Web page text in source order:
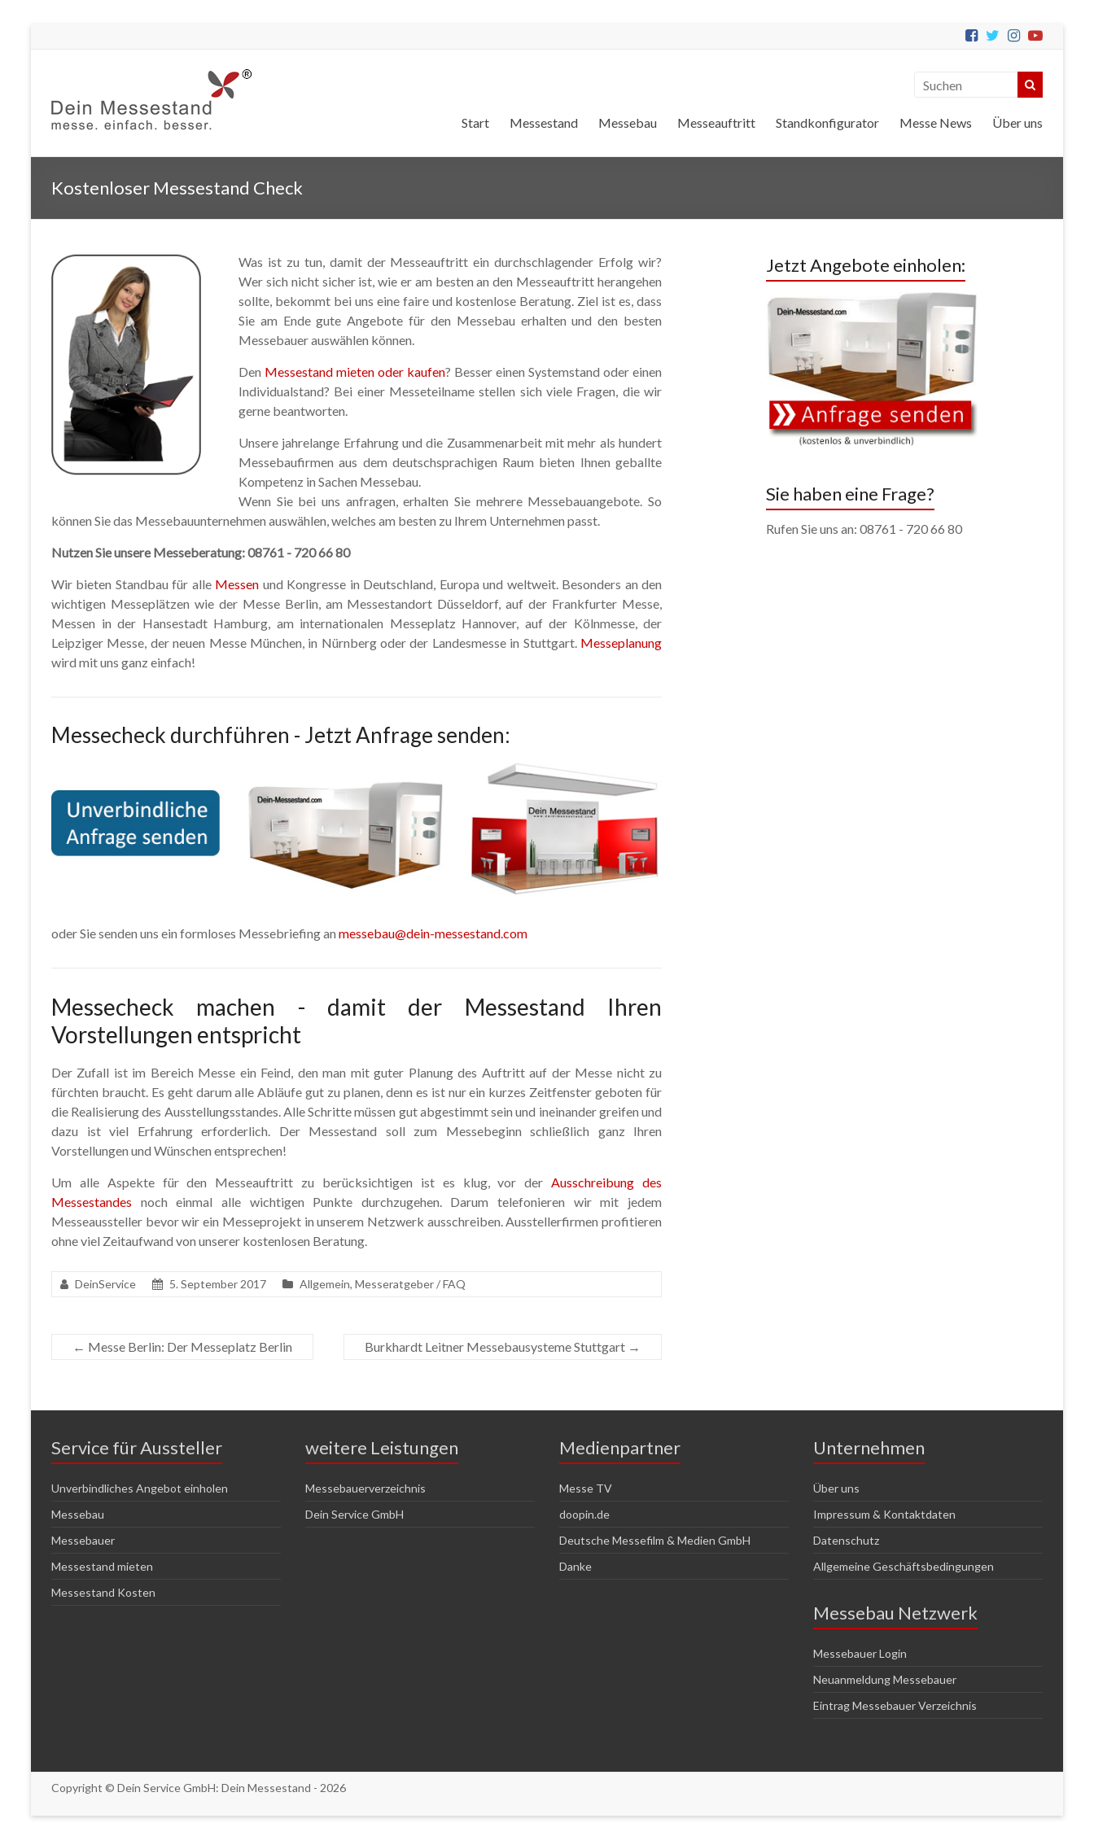
Start Messestand Messebau Messeauftritt Standkonfigurator Messe News Über uns
Kostenloser Messestand Check
Was ist zu tun, damit der Messeauftritt ein durchschlagender Erfolg wir?
Wer sich nicht sicher ist, wie er am besten an den Messeauftritt herangehen
sollte, bekommt bei uns eine faire und kostenlose Beratung. Ziel ist es, dass
Sie am Ende gute Angebote für den Messebau erhalten und den besten
Messebauer auswählen können.
Den Messestand mieten oder kaufen? Besser einen Systemstand oder einen
Individualstand? Bei einer Messeteilname stellen sich viele Fragen, die wir
gerne beantworten.
Unsere jahrelange Erfahrung und die Zusammenarbeit mit mehr als hundert
Messebaufirmen aus dem deutschsprachigen Raum bieten Ihnen geballte
Kompetenz in Sachen Messebau.
Wenn Sie bei uns anfragen, erhalten Sie mehrere Messebauangebote. So
können Sie das Messebauunternehmen auswählen, welches am besten zu Ihrem Unternehmen passt.
Nutzen Sie unsere Messeberatung: 08761 - 720 66 80
Wir bieten Standbau für alle Messen und Kongresse in Deutschland, Europa und weltweit. Besonders an den
wichtigen Messeplätzen wie der Messe Berlin, am Messestandort Düsseldorf, auf der Frankfurter Messe,
Messen in der Hansestadt Hamburg, am internationalen Messeplatz Hannover, auf der Kölnmesse, der
Leipziger Messe, der neuen Messe München, in Nürnberg oder der Landesmesse in Stuttgart. Messeplanung
wird mit uns ganz einfach!
Messecheck durchführen - Jetzt Anfrage senden:
oder Sie senden uns ein formloses Messebriefing an messebau@dein-messestand.com
Messecheck machen - damit der Messestand Ihren
Vorstellungen entspricht
Der Zufall ist im Bereich Messe ein Feind, den man mit guter Planung des Auftritt auf der Messe nicht zu
fürchten braucht. Es geht darum alle Abläufe gut zu planen, denn es ist nur ein kurzes Zeitfenster geboten für
die Realisierung des Ausstellungsstandes. Alle Schritte müssen gut abgestimmt sein und ineinander greifen und
dazu ist viel Erfahrung erforderlich. Der Messestand soll zum Messebeginn schließlich ganz Ihren
Vorstellungen und Wünschen entsprechen!
Um alle Aspekte für den Messeauftritt zu berücksichtigen ist es klug, vor der Ausschreibung des
Messestandes noch einmal alle wichtigen Punkte durchzugehen. Darum telefonieren wir mit jedem
Messeaussteller bevor wir ein Messeprojekt in unserem Netzwerk ausschreiben. Ausstellerfirmen profitieren
ohne viel Zeitaufwand von unserer kostenlosen Beratung.
DeinService 5. September 2017 Allgemein, Messeratgeber / FAQ
← Messe Berlin: Der Messeplatz Berlin Burkhardt Leitner Messebausysteme Stuttgart →
Jetzt Angebote einholen:
Sie haben eine Frage?
Rufen Sie uns an: 08761 - 720 66 80
Service für Aussteller
Unverbindliches Angebot einholen
Messebau
Messebauer
Messestand mieten
Messestand Kosten
weitere Leistungen
Messebauerverzeichnis
Dein Service GmbH
Medienpartner
Messe TV
doopin.de
Deutsche Messefilm & Medien GmbH
Danke
Unternehmen
Über uns
Impressum & Kontaktdaten
Datenschutz
Allgemeine Geschäftsbedingungen
Messebau Netzwerk
Messebauer Login
Neuanmeldung Messebauer
Eintrag Messebauer Verzeichnis
Copyright © Dein Service GmbH: Dein Messestand - 2026